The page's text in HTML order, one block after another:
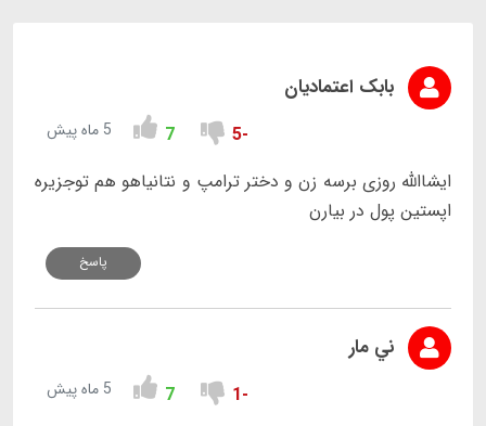
بابک اعتمادیان
-5
7 5 ماه پیش
ایشاالله روزی برسه زن و دختر ترامپ و نتانیاهو هم تو‌جزیره
اپستین پول در بیارن
پاسخ
ني مار
-1
7 5 ماه پیش